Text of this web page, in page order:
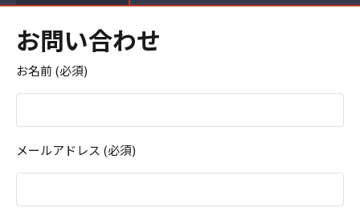
お問い合わせ
お名前 (必須)
メールアドレス (必須)